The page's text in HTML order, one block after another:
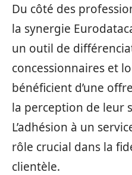
Du côté des
la synergie
un outil de
concessionnaires et
bénéficient d’une
la perception de leur
L’adhésion à un
rôle crucial dans la
clientèle.